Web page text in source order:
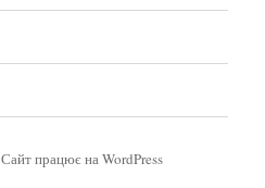
Сайт працює на WordPress